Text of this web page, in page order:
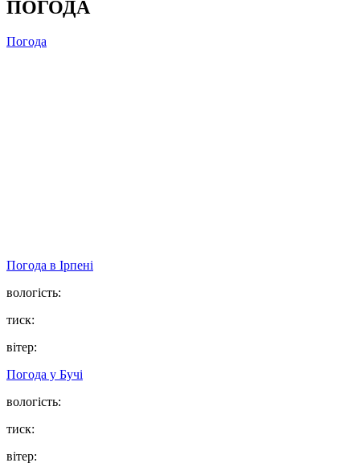
ПОГОДА
Погода
Погода в Ірпені
вологість:
тиск:
вітер:
Погода у Бучі
вологість:
тиск:
вітер: